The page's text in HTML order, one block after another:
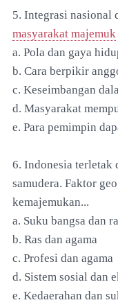
5. Integrasi nasional
masyarakat majemuk
a. Pola dan gaya
b. Cara berpikir
c. Keseimbangan
d. Masyarakat
e. Para pemimpin
6. Indonesia terletak
samudera. Faktor
kemajemukan...
a. Suku bangsa dan
b. Ras dan agama
c. Profesi dan agama
d. Sistem sosial dan
e. Kedaerahan dan